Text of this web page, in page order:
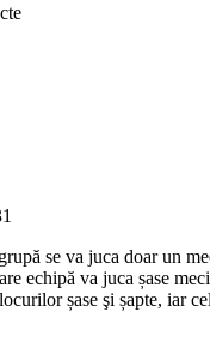
se va juca doar un
echipă va juca șase
șase şi șapte, iar